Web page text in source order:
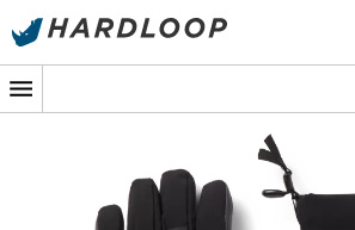
Sommarerbjudanden 🔥 -5 % EXTRA